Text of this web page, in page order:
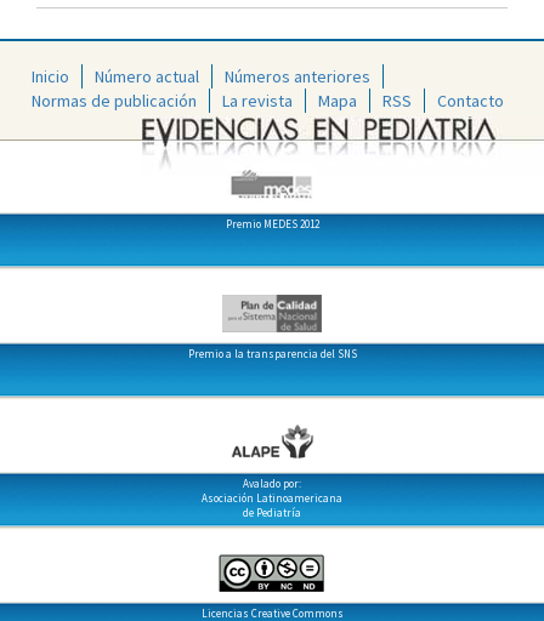
Inicio Número actual
Números anteriores
Normas de publicación
La revista Mapa RSS Contacto
Premio MEDES 2012
Premio a la transparencia del SNS
Avalado por:
Asociación Latinoamericana
de Pediatría
Licencias Creative Commons